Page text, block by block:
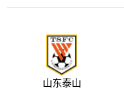
山东泰山